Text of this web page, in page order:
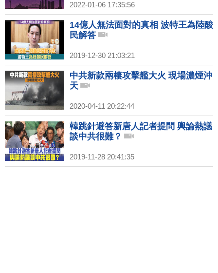
2022-01-06 17:35:56
14億人無法面對的真相 波特王為陸酸
民解答
2019-12-30 21:03:21
中共新款兩棲攻擊艦大火 現場濃煙沖
天
2020-04-11 20:22:44
韓跳針避答新唐人記者提問 輿論熱議
談中共很難？
2019-11-28 20:41:35